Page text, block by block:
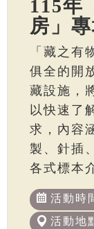
115年
房」
「藏之有
俱全的開
藏設施，
以快速了
求，內容
製、針插
各式標本
活動時
活動地